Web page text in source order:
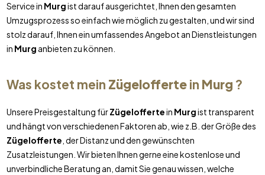
Service in Murgist darauf ausgerichtet, Ihnen den gesamten
Umzugsprozess so einfach wie möglich zu gestalten, und wir sind
stolz darauf, Ihnen ein umfassendes Angebot an Dienstleistungen
in Murg anbieten zu können.
Was kostet mein Zügeloffertein Murg ?
Unsere Preisgestaltung fürZügeloffertein Murgist transparent
und hängt von verschiedenen Faktoren ab, wie z.B. der Größe des
Zügelofferte , der Distanz und den gewünschten
Zusatzleistungen. Wir bieten Ihnen gerne eine kostenlose und
unverbindliche Beratung an, damit Sie genau wissen, welche